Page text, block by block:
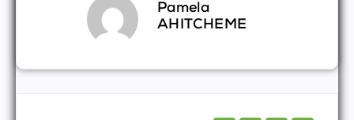
Pamela
AHITCHEME